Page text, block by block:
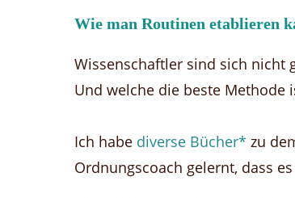
Wie man Routinen etablieren
Wissenschaftler sind sich nicht
Und welche die beste Methode
Ich habe diverse Bücher* zu
Ordnungscoach gelernt, dass